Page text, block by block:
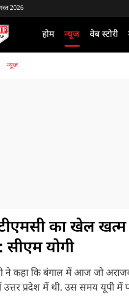
2026
होम न्यूज वेब स्टोरी
न्यूज
का खेल
सीएम योगी
ने कहा कि बंगाल में आज जो
प्रदेश में थी. उस समय यूपी में